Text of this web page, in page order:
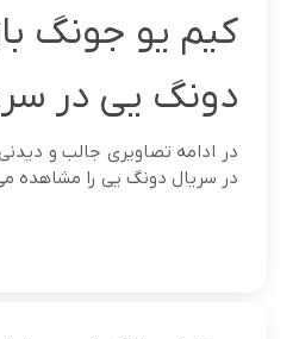
کیم یو جونگ
دونگ یی در
در ادامه تصاویری جالب و
در سریال دونگ یی را مشاهده